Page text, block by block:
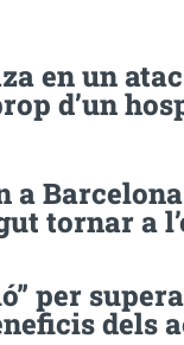
en un
d’un
a
tornar a
per
dels